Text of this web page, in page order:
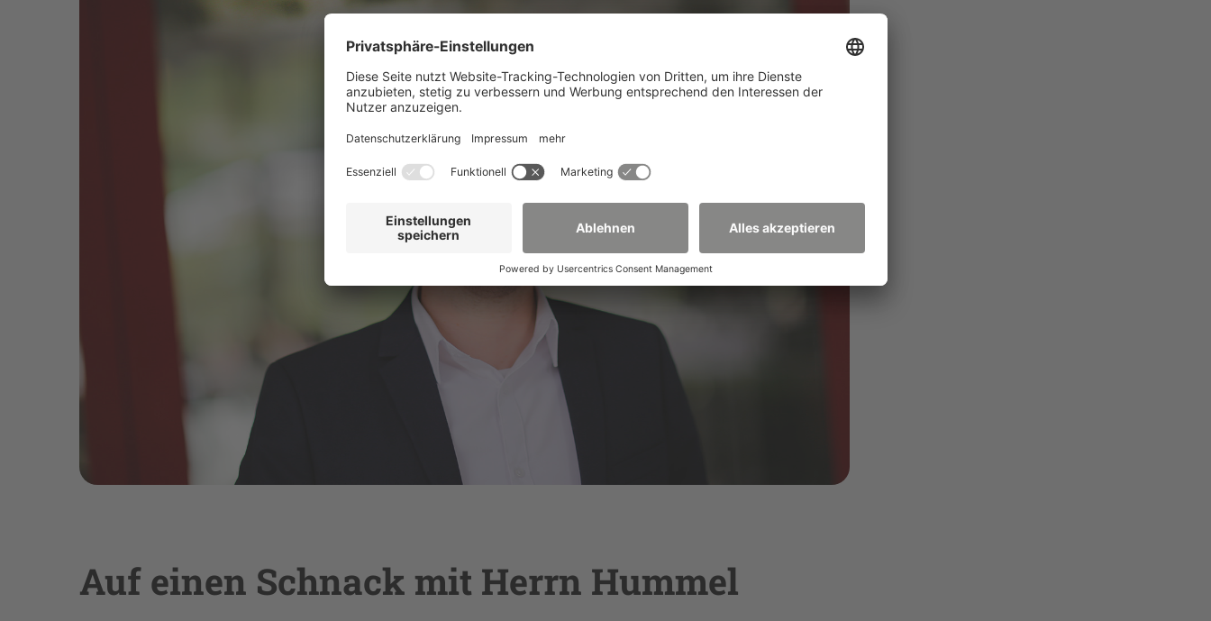
Auf einen Schnack mit Herrn Hummel